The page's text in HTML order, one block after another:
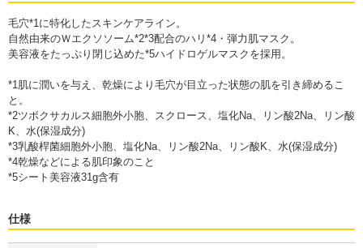
毛穴*1に特化したスキンケアライン。
自然由来のＷエクソソーム*2*3配合のハリ*4・弾力肌マスク。
美容液をたっぷり閉じ込めた*5ハイドロゲルマスクを採用。
*1肌に潤いを与え、乾燥により毛穴が目立った状態の肌を引き締めるこ
と。
*2ツボクサカルス細胞外小胞、スクロース、塩化Na、リン酸2Na、リン酸
K、水(保湿成分)
*3乳酸桿菌細胞外小胞、塩化Na、リン酸2Na、リン酸K、水(保湿成分)
*4乾燥などによる肌印象のこと
*5シート美容液31g含有
仕様